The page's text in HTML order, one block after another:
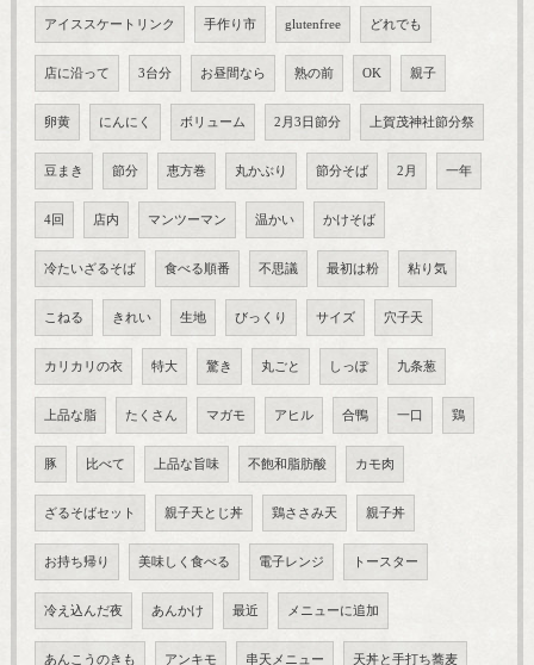
アイススケートリンク 手作り市 glutenfree どれでも
店に沿って 3台分 お昼間なら 熟の前 OK 親子
卵黄 にんにく ボリューム 2月3日節分 上賀茂神社節分祭
豆まき 節分 恵方巻 丸かぶり 節分そば 2月 一年
4回 店内 マンツーマン 温かい かけそば
冷たいざるそば 食べる順番 不思議 最初は粉 粘り気
こねる きれい 生地 びっくり サイズ 穴子天
カリカリの衣 特大 驚き 丸ごと しっぽ 九条葱
上品な脂 たくさん マガモ アヒル 合鴨 一口 鶏
豚 比べて 上品な旨味 不飽和脂肪酸 カモ肉
ざるそばセット 親子天とじ丼 鶏ささみ天 親子丼
お持ち帰り 美味しく食べる 電子レンジ トースター
冷え込んだ夜 あんかけ 最近 メニューに追加
あんこうのきも アンキモ 串天メニュー 天丼と手打ち蕎麦